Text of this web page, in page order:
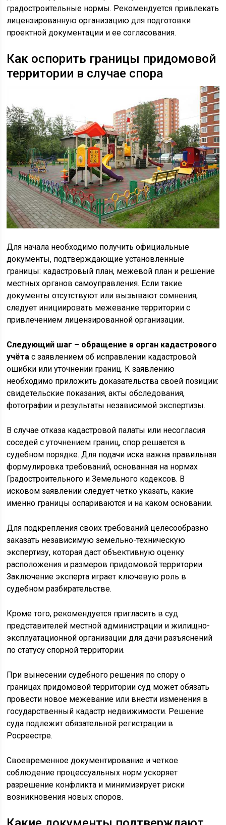
градостроительные нормы. Рекомендуется привлекать
лицензированную организацию для подготовки
проектной документации и ее согласования.
Как оспорить границы придомовой
территории в случае спора
Для начала необходимо получить официальные
документы, подтверждающие установленные
границы: кадастровый план, межевой план и решение
местных органов самоуправления. Если такие
документы отсутствуют или вызывают сомнения,
следует инициировать межевание территории с
привлечением лицензированной организации.
Следующий шаг – обращение в орган кадастрового
учёта с заявлением об исправлении кадастровой
ошибки или уточнении границ. К заявлению
необходимо приложить доказательства своей позиции:
свидетельские показания, акты обследования,
фотографии и результаты независимой экспертизы.
В случае отказа кадастровой палаты или несогласия
соседей с уточнением границ, спор решается в
судебном порядке. Для подачи иска важна правильная
формулировка требований, основанная на нормах
Градостроительного и Земельного кодексов. В
исковом заявлении следует четко указать, какие
именно границы оспариваются и на каком основании.
Для подкрепления своих требований целесообразно
заказать независимую земельно-техническую
экспертизу, которая даст объективную оценку
расположения и размеров придомовой территории.
Заключение эксперта играет ключевую роль в
судебном разбирательстве.
Кроме того, рекомендуется пригласить в суд
представителей местной администрации и жилищно-
эксплуатационной организации для дачи разъяснений
по статусу спорной территории.
При вынесении судебного решения по спору о
границах придомовой территории суд может обязать
провести новое межевание или внести изменения в
государственный кадастр недвижимости. Решение
суда подлежит обязательной регистрации в
Росреестре.
Своевременное документирование и четкое
соблюдение процессуальных норм ускоряет
разрешение конфликта и минимизирует риски
возникновения новых споров.